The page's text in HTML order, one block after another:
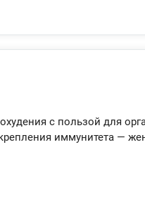
с пользой для
иммунитета —